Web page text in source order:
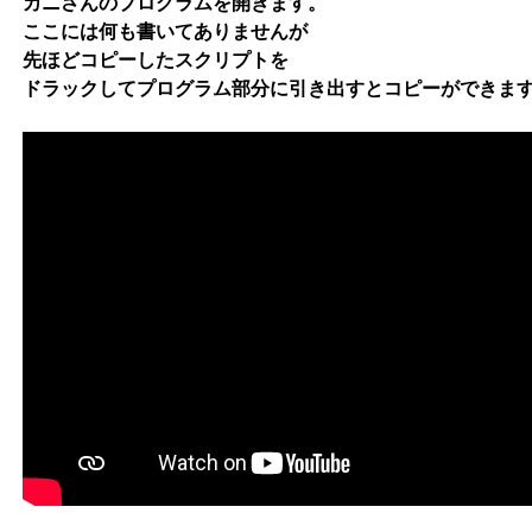
ここには何も書いてありませんが
先ほどコピーしたスクリプトを
ドラックしてプログラム部分に引き出すとコピーができま